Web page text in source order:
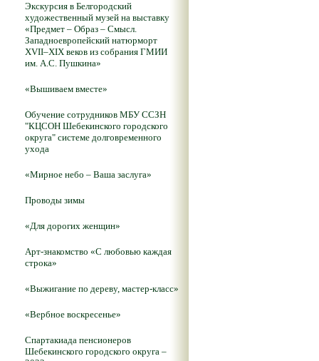
Экскурсия в Белгородский
художественный музей на выставку
«Предмет – Образ – Смысл.
Западноевропейский натюрморт
XVII–XIX веков из собрания ГМИИ
им. А.С. Пушкина»
«Вышиваем вместе»
Обучение сотрудников МБУ ССЗН
"КЦСОН Шебекинского городского
округа" системе долговременного
ухода
«Мирное небо – Ваша заслуга»
Проводы зимы
«Для дорогих женщин»
Арт-знакомство «С любовью каждая
строка»
«Выжигание по дереву, мастер-класс»
«Вербное воскресенье»
Спартакиада пенсионеров
Шебекинского городского округа –